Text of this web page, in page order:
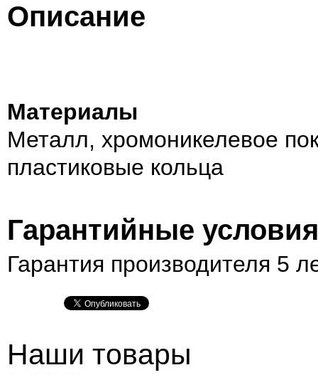
Описание
Материалы
Металл, хромоникелевое
пластиковые кольца
Гарантийные условия
Гарантия производителя 5
Наши товары